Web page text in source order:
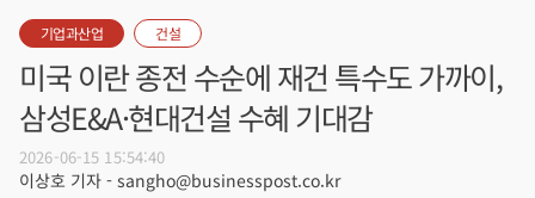
기업과산업 건설
미국 이란 종전 수순에 재건 특수도 가까이,
삼성E&A·현대건설 수혜 기대감
2026-06-15 15:54:40
이상호 기자 - sangho@businesspost.co.kr